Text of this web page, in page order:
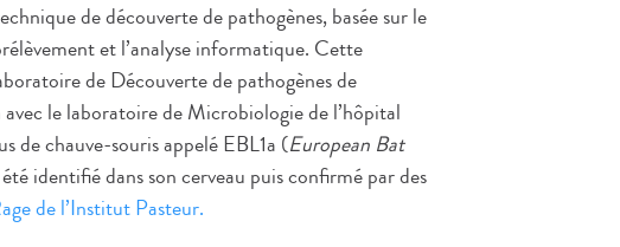
de découverte de pathogènes, basée sur le
et l’analyse informatique. Cette
de Découverte de pathogènes de
le laboratoire de Microbiologie de l’hôpital
de chauve-souris appelé EBL1a (European Bat
identifié dans son cerveau puis confirmé par des
de l’Institut Pasteur.